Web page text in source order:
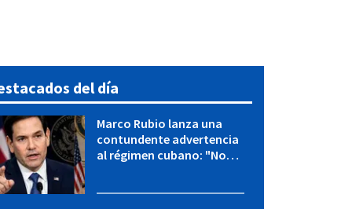
del día
Marco Rubio lanza una
contundente advertencia
al régimen cubano: "No